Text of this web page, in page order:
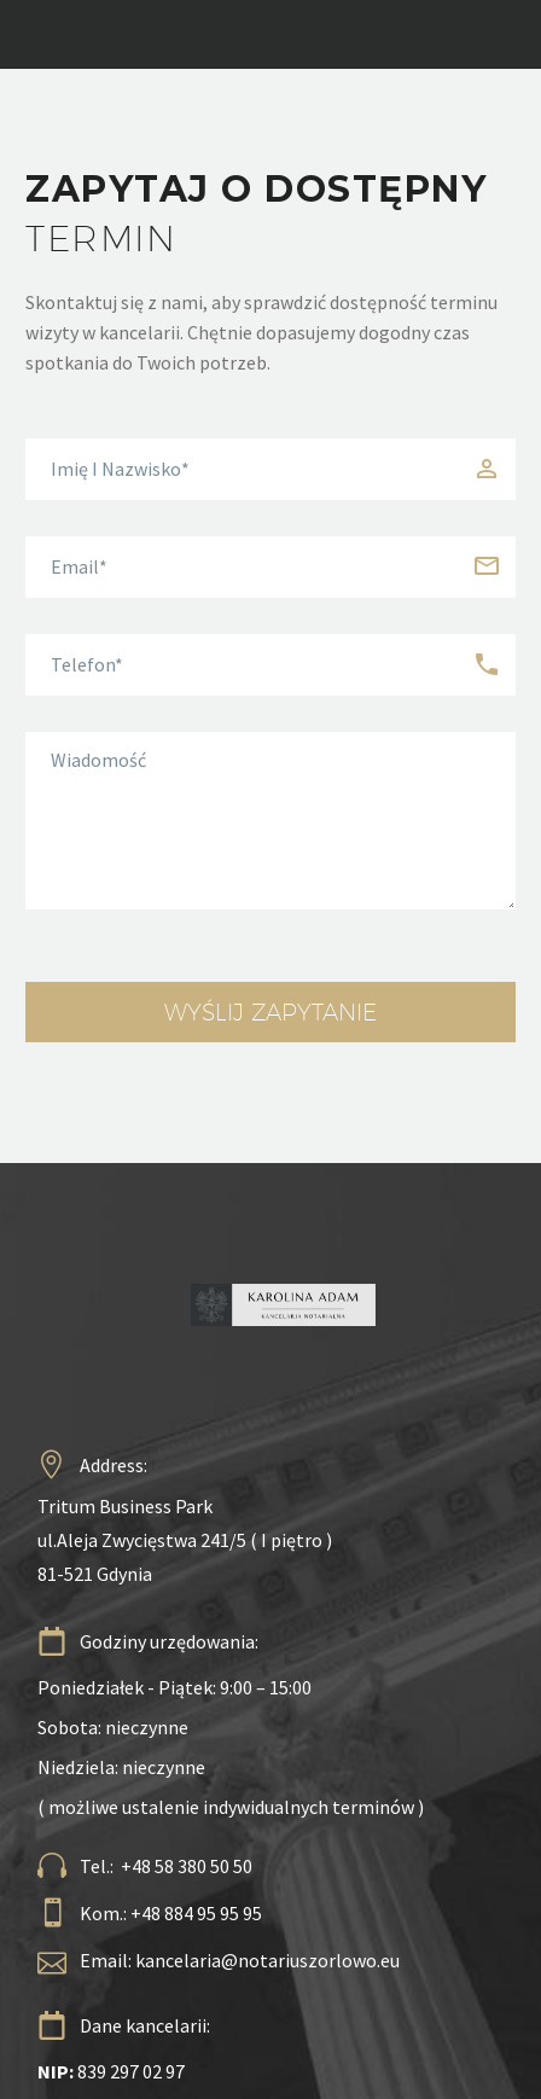
ZAPYTAJ O DOSTĘPNY
TERMIN
Skontaktuj się z nami, aby sprawdzić dostępność terminu
wizyty w kancelarii. Chętnie dopasujemy dogodny czas
spotkania do Twoich potrzeb.
Address:
Tritum Business Park
ul.Aleja Zwycięstwa 241/5 ( I piętro )
81-521 Gdynia
Godziny urzędowania:
Poniedziałek - Piątek: 9:00 – 15:00
Sobota: nieczynne
Niedziela: nieczynne
( możliwe ustalenie indywidualnych terminów )
Tel.: +48 58 380 50 50
Kom.: +48 884 95 95 95
Email: kancelaria@notariuszorlowo.eu
Dane kancelarii:
NIP:839 297 02 97